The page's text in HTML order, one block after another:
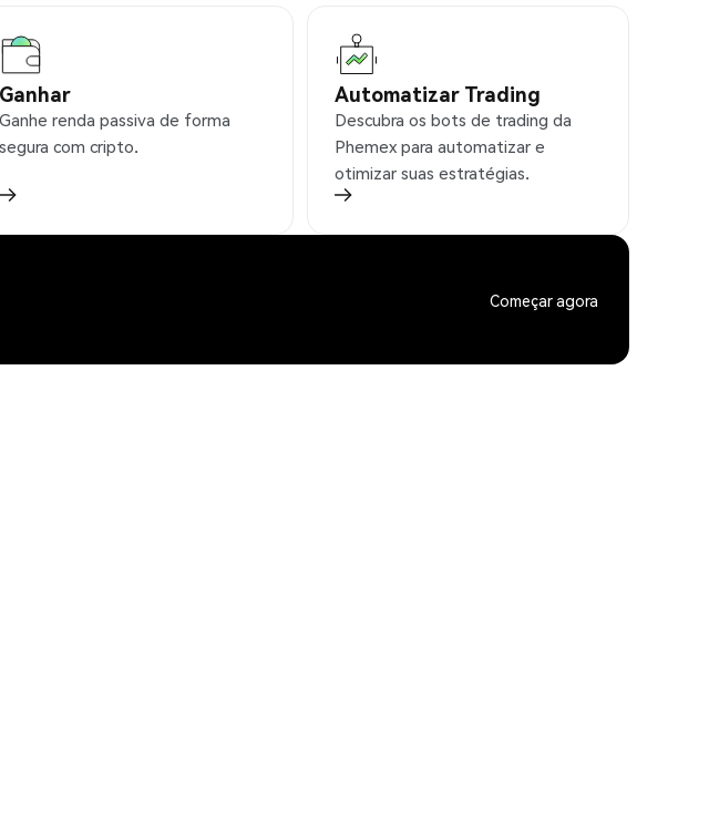
Ganhar
Ganhe renda passiva de forma
segura com cripto.
Automatizar Trading
Descubra os bots de trading da
Phemex para automatizar e
otimizar suas estratégias.
Começar agora